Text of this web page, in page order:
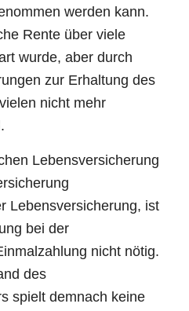
werden kann.
Rente über viele
wurde, aber durch
zur Erhaltung des
nicht mehr
Lebensversicherung
Lebensversicherung, ist
bei der
nicht nötig.
des
spielt demnach keine